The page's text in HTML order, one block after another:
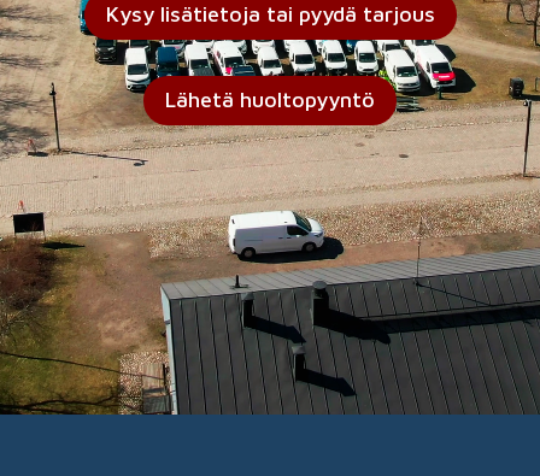
Kysy lisätietoja tai pyydä tarjous
Lähetä huoltopyyntö